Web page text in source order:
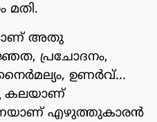
മതി.
അതു
പ്രചോദനം,
ഉണർവ്...
കലയാണ്
എഴുത്തുകാരൻ